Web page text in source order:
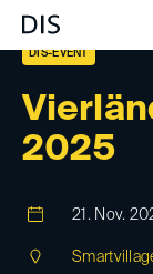
2025
DIS-EVENT
21. Nov.